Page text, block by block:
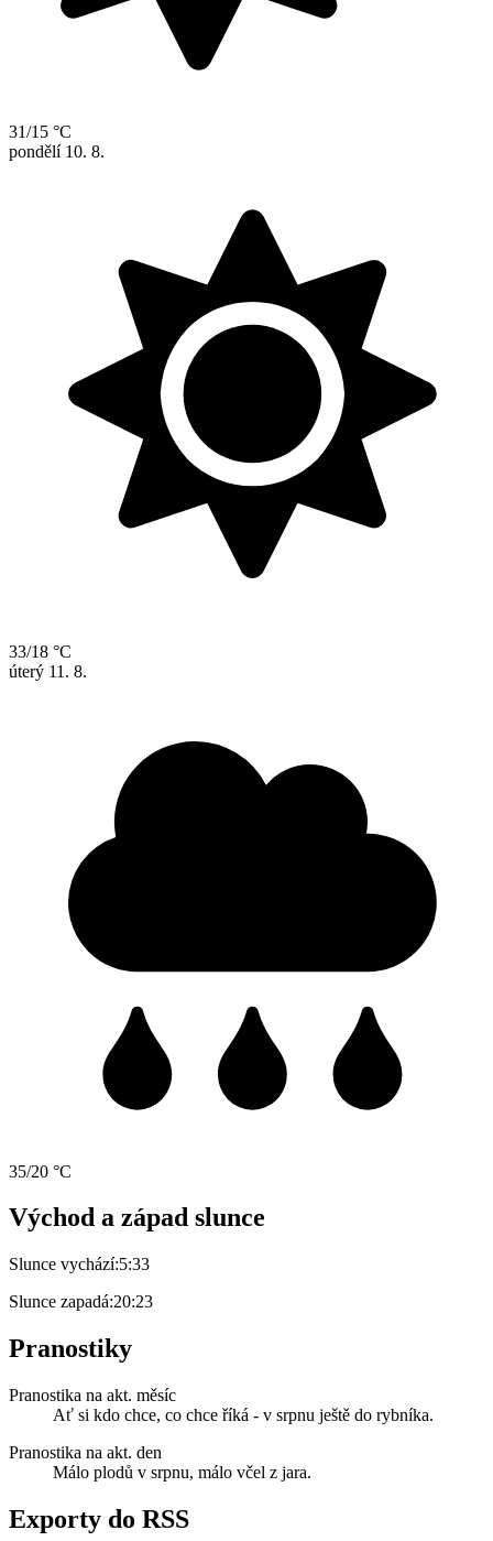
31/15 °C
pondělí 10. 8.
33/18 °C
úterý 11. 8.
35/20 °C
Východ a západ slunce
Slunce vychází:5:33
Slunce zapadá:20:23
Pranostiky
Pranostika na akt. měsíc
Ať si kdo chce, co chce říká - v srpnu ještě do rybníka.
Pranostika na akt. den
Málo plodů v srpnu, málo včel z jara.
Exporty do RSS